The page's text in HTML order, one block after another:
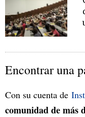
Encontrar una
Con su cuenta de
comunidad de más